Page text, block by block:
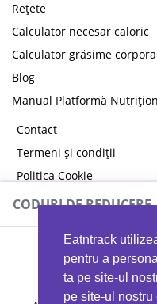
Eatntrack
pentru a
ta pe site-ul
pe site-ul
Rețete
Calculator necesar caloric
Calculator grăsime
Blog
Manual Platformă
Contact
Termeni și condiții
Politica Cookie
Politica de confidențialitate
CODURI DE REDUCERE